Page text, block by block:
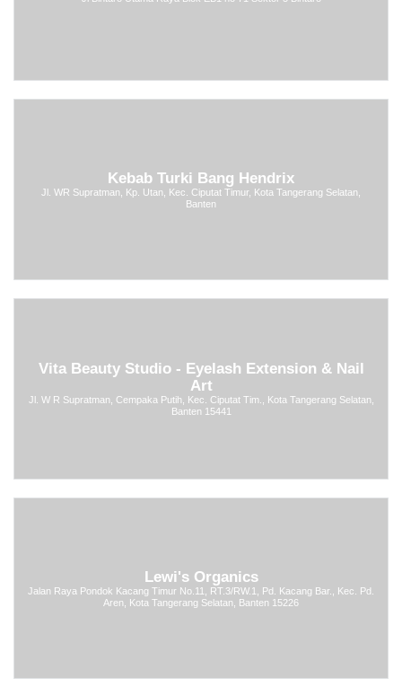
Kebab Turki Bang Hendrix
Jl. WR Supratman, Kp. Utan, Kec. Ciputat Timur, Kota Tangerang Selatan,
Banten
Vita Beauty Studio - Eyelash Extension & Nail
Art
Jl. W R Supratman, Cempaka Putih, Kec. Ciputat Tim., Kota Tangerang Selatan,
Banten 15441
Lewi's Organics
Jalan Raya Pondok Kacang Timur No.11, RT.3/RW.1, Pd. Kacang Bar., Kec. Pd.
Aren, Kota Tangerang Selatan, Banten 15226